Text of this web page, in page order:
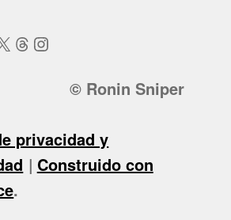
Threads
Instagram
© Ronin Sniper
privacidad y
Construido con
.